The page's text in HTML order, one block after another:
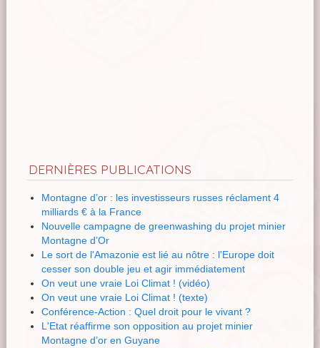
DERNIÈRES PUBLICATIONS
Montagne d’or : les investisseurs russes réclament 4
milliards € à la France
Nouvelle campagne de greenwashing du projet minier
Montagne d’Or
Le sort de l'Amazonie est lié au nôtre : l'Europe doit
cesser son double jeu et agir immédiatement
On veut une vraie Loi Climat ! (vidéo)
On veut une vraie Loi Climat ! (texte)
Conférence-Action : Quel droit pour le vivant ?
L'Etat réaffirme son opposition au projet minier
Montagne d’or en Guyane